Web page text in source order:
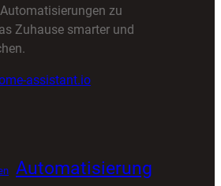
zu
Zuhause smarter und
assistant.io
Automatisierung